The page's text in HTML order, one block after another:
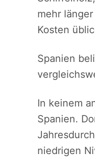
mehr
Kosten
Spanien
In keinem
Spanien.
niedrigen